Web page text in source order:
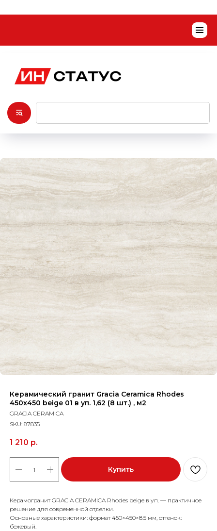
Керамический гранит Gracia Ceramica Rhodes
450х450 beige 01 в уп. 1,62 (8 шт.) , м2
GRACIA CERAMICA
SKU: 87835
1 210 р.
Купить
Керамогранит GRACIA CERAMICA Rhodes beige в уп. — практичное
решение для современной отделки.
Основные характеристики: формат 450×450×8.5 мм, оттенок:
бежевый.